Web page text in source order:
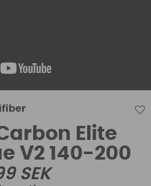
Elite
V2 140-200
SEK